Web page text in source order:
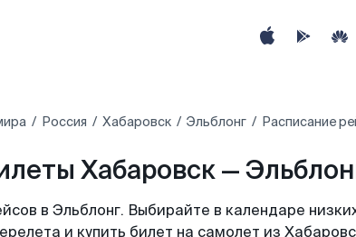
Россия Хабаровск Эльблонг Расписание
Хабаровск —
в Эльблонг. Выбирайте в календаре
и купить билет на самолет из